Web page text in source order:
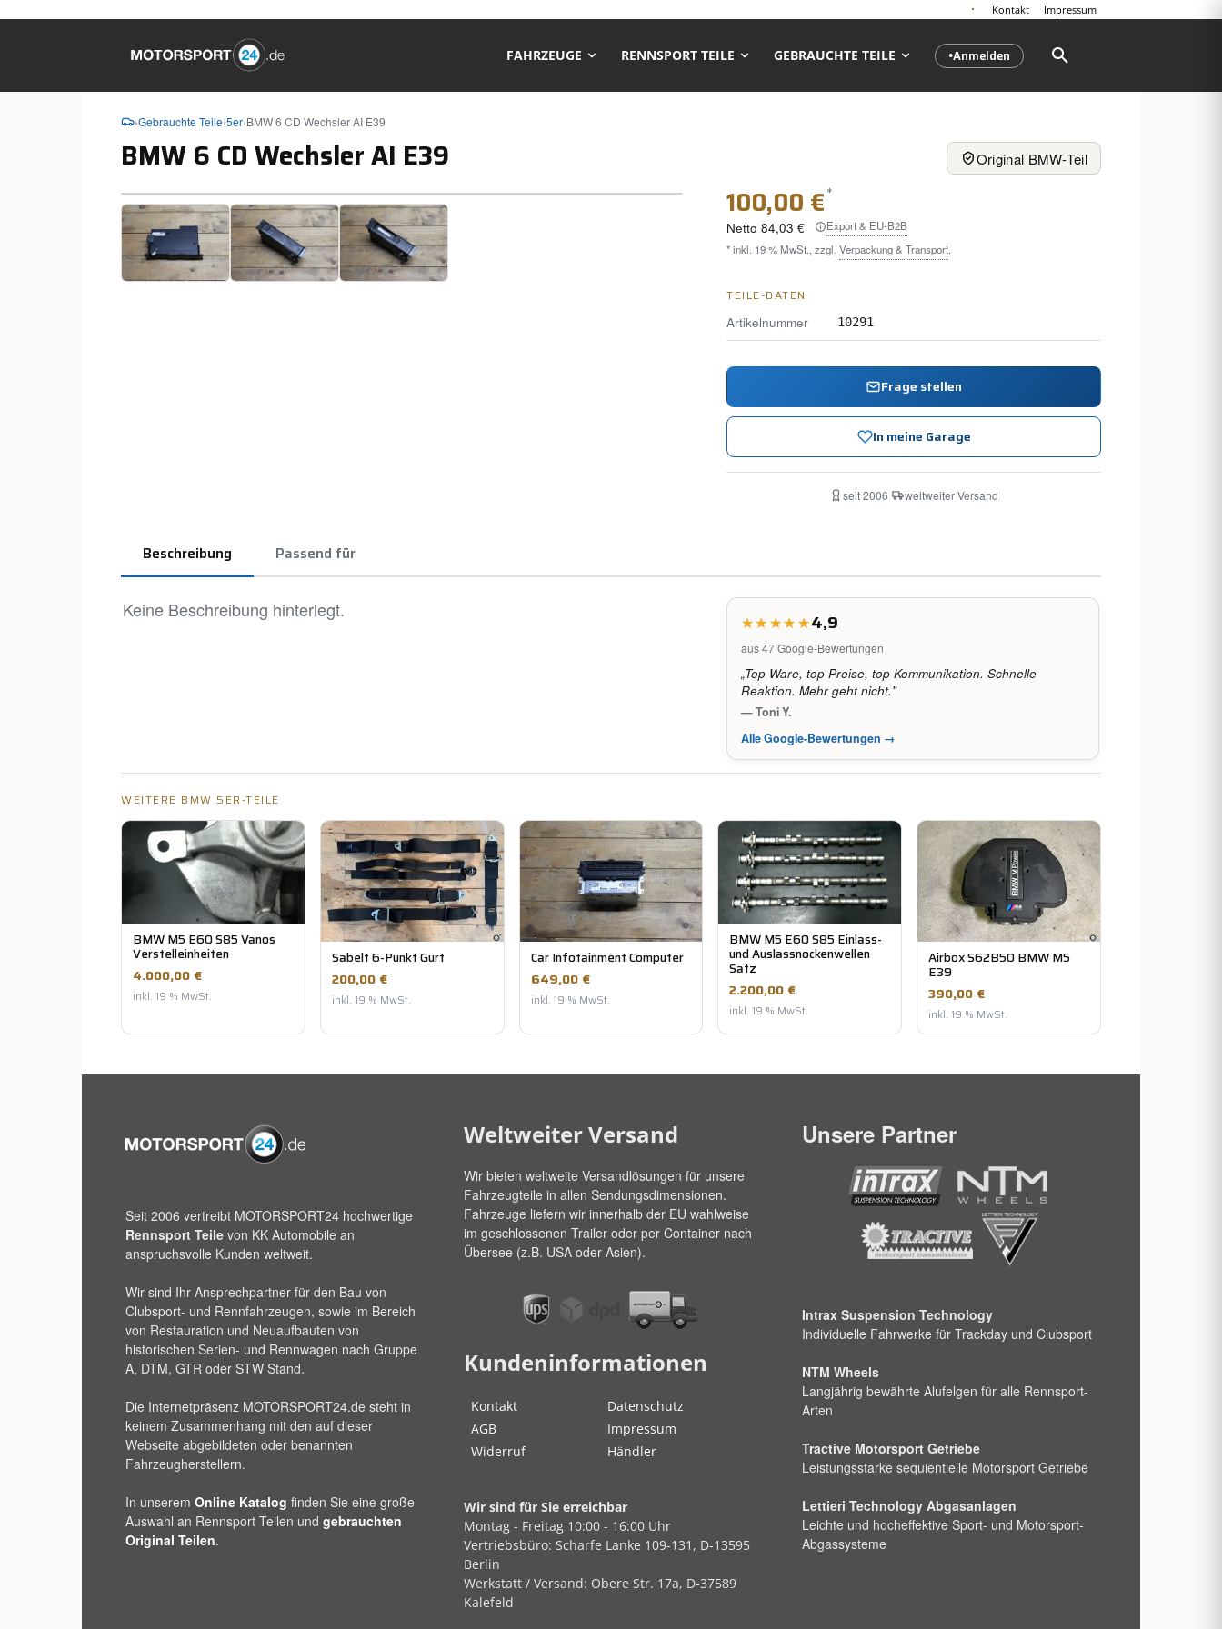
Kontakt Impressum
●Anmelden
FAHRZEUGE RENNSPORT TEILE GEBRAUCHTE TEILE
›Gebrauchte Teile›5er›BMW 6 CD Wechsler AI E39
BMW 6 CD Wechsler AI E39 Original BMW-Teil
❮ ❯ 100,00 €*
Netto 84,03 €
Export & EU-B2B
* inkl. 19 % MwSt., zzgl. Verpackung & Transport.
TEILE-DATEN
Artikelnummer
10291
Frage stellen
In meine Garage
seit 2006· weltweiter Versand
Beschreibung Passend für
4,9
aus 47 Google-Bewertungen
„Top Ware, top Preise, top Kommunikation. Schnelle
Reaktion. Mehr geht nicht."
— Toni Y.
Alle Google-Bewertungen →
Keine Beschreibung hinterlegt.
WEITERE BMW 5ER-TEILE
BMW M5 E60 S85 Vanos
Verstelleinheiten
4.000,00 €
inkl. 19 % MwSt.
Sabelt 6-Punkt Gurt
200,00 €
inkl. 19 % MwSt.
Car Infotainment Computer
649,00 €
inkl. 19 % MwSt.
BMW M5 E60 S85 Einlass-
und Auslassnockenwellen
Satz
2.200,00 €
inkl. 19 % MwSt.
Airbox S62B50 BMW M5
E39
390,00 €
inkl. 19 % MwSt.
Seit 2006 vertreibt MOTORSPORT24 hochwertige
Rennsport Teile von KK Automobile an
anspruchsvolle Kunden weltweit.
Wir sind Ihr Ansprechpartner für den Bau von
Clubsport- und Rennfahrzeugen, sowie im Bereich
von Restauration und Neuaufbauten von
historischen Serien- und Rennwagen nach Gruppe
A, DTM, GTR oder STW Stand.
Die Internetpräsenz MOTORSPORT24.de steht in
keinem Zusammenhang mit den auf dieser
Webseite abgebildeten oder benannten
Fahrzeugherstellern.
In unserem Online Katalog finden Sie eine große
Auswahl an Rennsport Teilen und gebrauchten
Original Teilen.
Weltweiter Versand
Wir bieten weltweite Versandlösungen für unsere
Fahrzeugteile in allen Sendungsdimensionen.
Fahrzeuge liefern wir innerhalb der EU wahlweise
im geschlossenen Trailer oder per Container nach
Übersee (z.B. USA oder Asien).
Kundeninformationen
Kontakt
Datenschutz
AGB
Impressum
Widerruf
Händler
Wir sind für Sie erreichbar
Montag - Freitag 10:00 - 16:00 Uhr
Vertriebsbüro: Scharfe Lanke 109-131, D-13595
Berlin
Werkstatt / Versand: Obere Str. 17a, D-37589
Kalefeld
Unsere Partner
Intrax Suspension Technology
Individuelle Fahrwerke für Trackday und Clubsport
NTM Wheels
Langjährig bewährte Alufelgen für alle Rennsport-
Arten
Tractive Motorsport Getriebe
Leistungsstarke sequientielle Motorsport Getriebe
Lettieri Technology Abgasanlagen
Leichte und hocheffektive Sport- und Motorsport-
Abgassysteme